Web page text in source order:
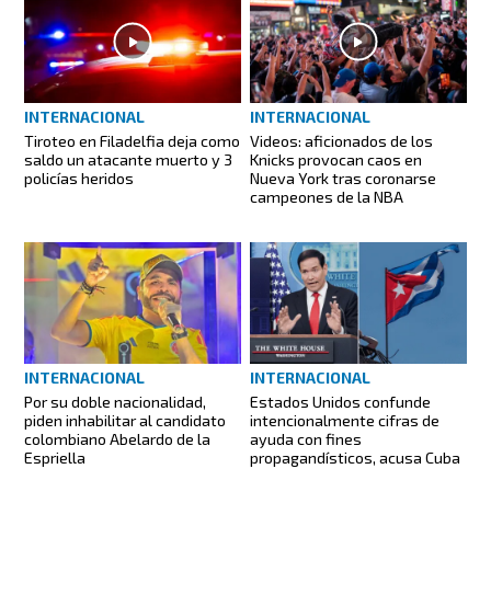
INTERNACIONAL
Tiroteo en Filadelfia deja como
saldo un atacante muerto y 3
policías heridos
INTERNACIONAL
Videos: aficionados de los
Knicks provocan caos en
Nueva York tras coronarse
campeones de la NBA
INTERNACIONAL
Por su doble nacionalidad,
piden inhabilitar al candidato
colombiano Abelardo de la
Espriella
INTERNACIONAL
Estados Unidos confunde
intencionalmente cifras de
ayuda con fines
propagandísticos, acusa Cuba